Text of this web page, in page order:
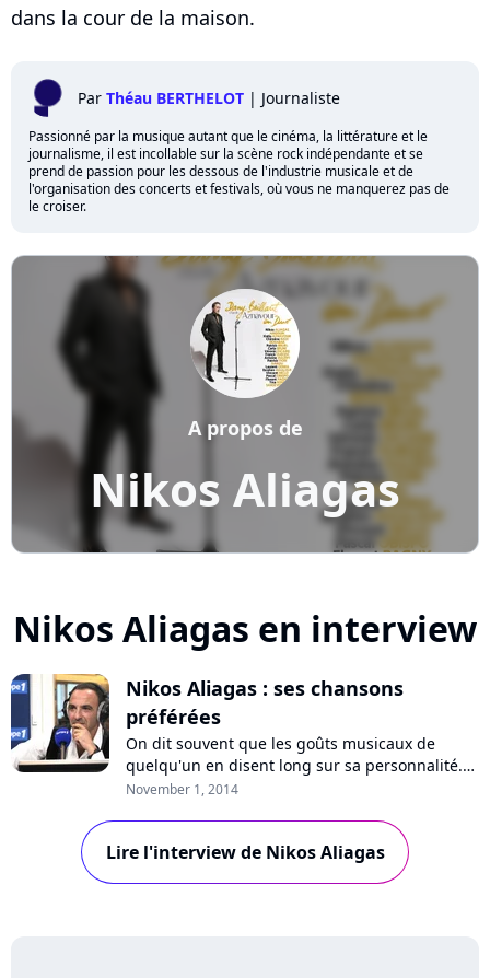
dans la cour de la maison.
Par Théau BERTHELOT | Journaliste
Passionné par la musique autant que le cinéma, la littérature et le
journalisme, il est incollable sur la scène rock indépendante et se
prend de passion pour les dessous de l'industrie musicale et de
l'organisation des concerts et festivals, où vous ne manquerez pas de
le croiser.
Nikos Aliagas
A propos de
Nikos Aliagas en interview
Nikos Aliagas : ses chansons
préférées
On dit souvent que les goûts musicaux de
quelqu'un en disent long sur sa personnalité.
Pure Charts vous propose de découvrir un
Aujourd'hui, nous recevons Nikos Aliagas,
animateur de l'émission "Sortez du cadre" sur
Europe 1. Chaque semaine, Nikos Aliagas y
November 1, 2014
Lire l'interview de Nikos Aliagas